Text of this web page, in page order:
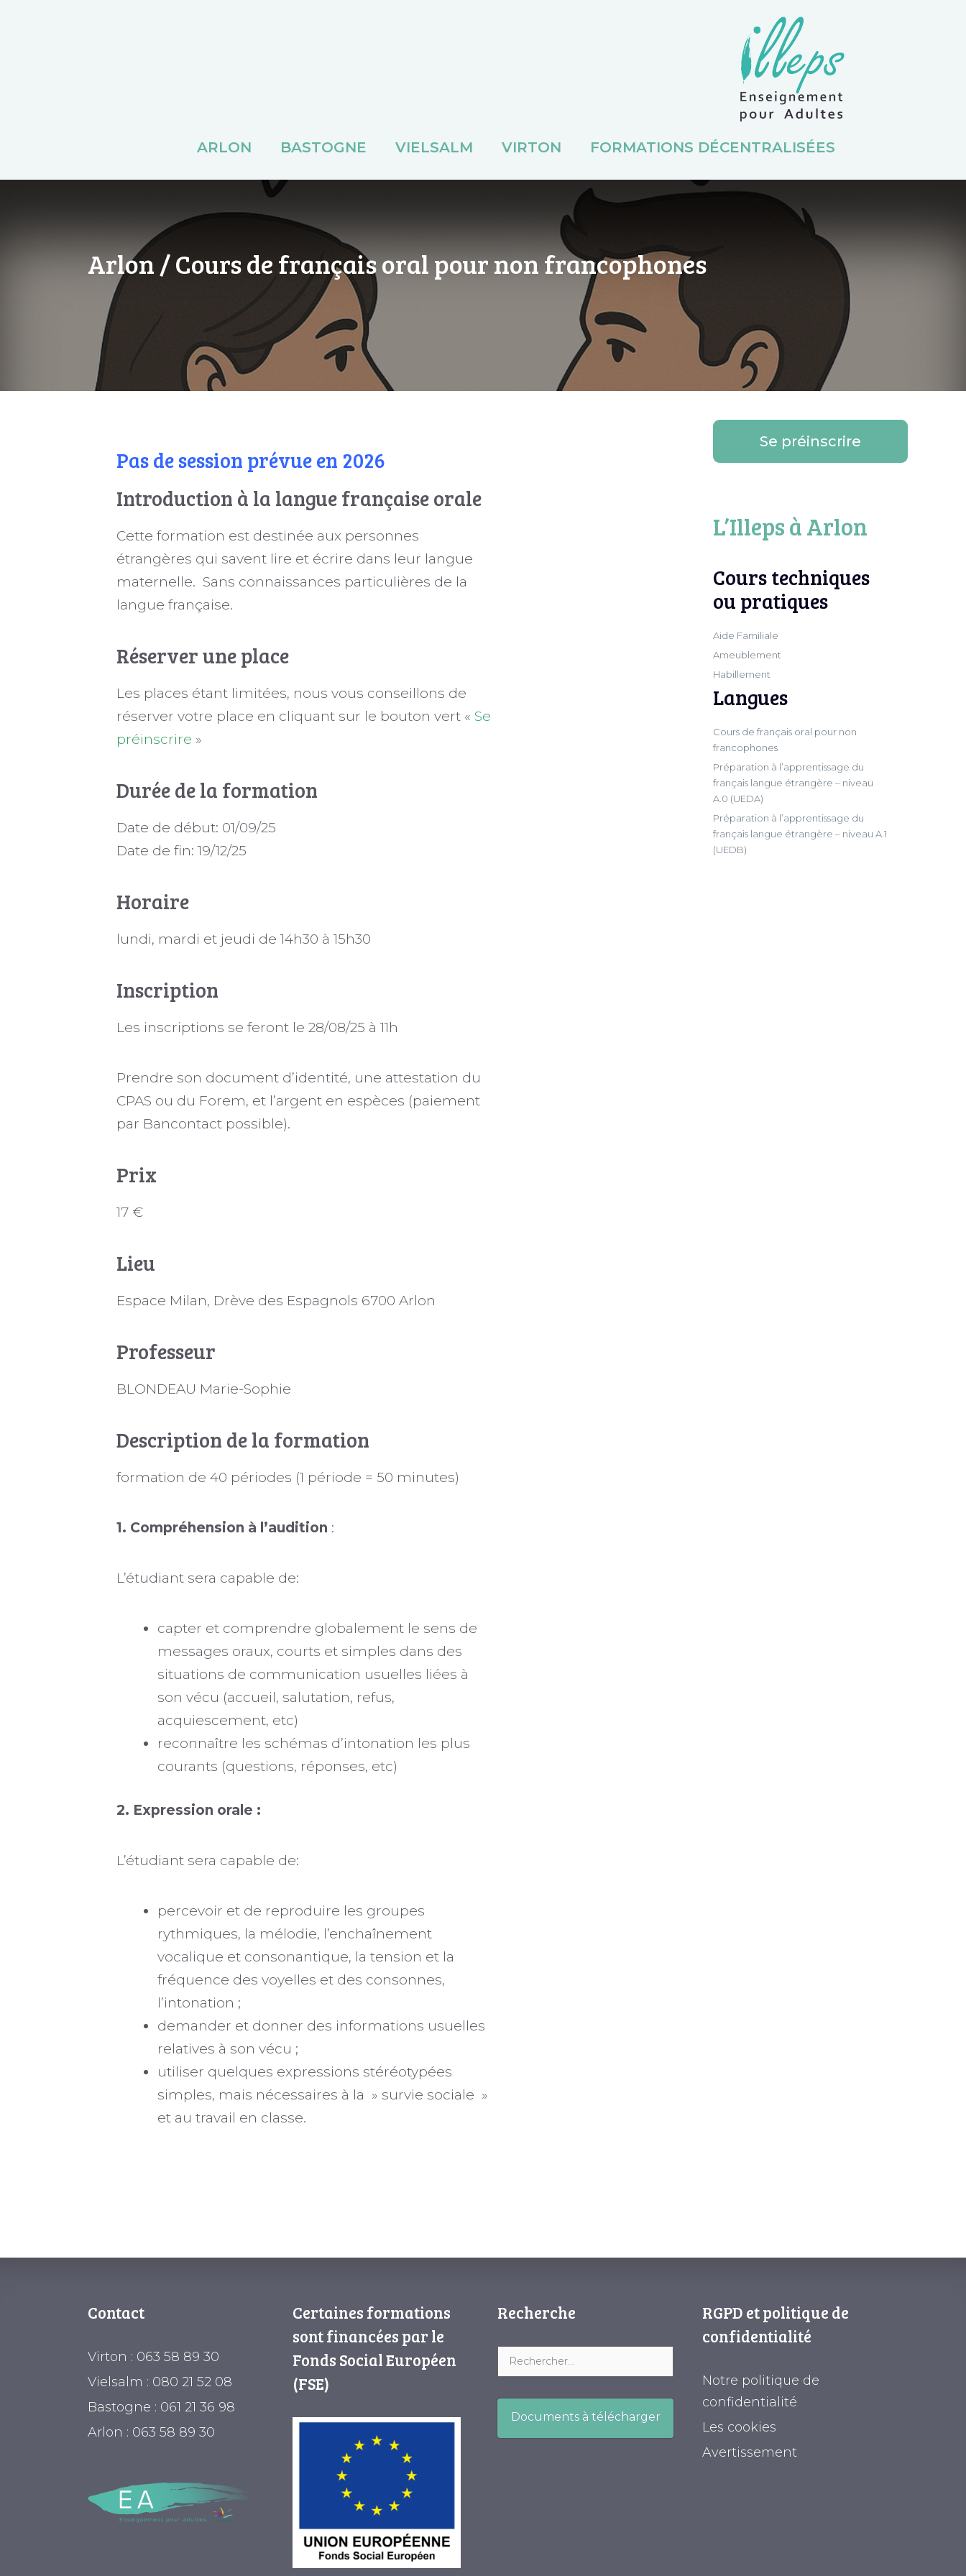
ARLON BASTOGNE VIELSALM VIRTON FORMATIONS DÉCENTRALISÉES
Arlon / Cours de français oral pour non francophones
Pas de session prévue en 2026
Introduction à la langue française orale
Cette formation est destinée aux personnes
étrangères qui savent lire et écrire dans leur langue
maternelle. Sans connaissances particulières de la
langue française.
Réserver une place
Les places étant limitées, nous vous conseillons de
réserver votre place en cliquant sur le bouton vert « Se
préinscrire »
Durée de la formation
Date de début: 01/09/25
Date de fin: 19/12/25
Horaire
lundi, mardi et jeudi de 14h30 à 15h30
Inscription
Les inscriptions se feront le 28/08/25 à 11h
Prendre son document d’identité, une attestation du
CPAS ou du Forem, et l’argent en espèces (paiement
par Bancontact possible).
Prix
17 €
Lieu
Espace Milan, Drève des Espagnols 6700 Arlon
Professeur
BLONDEAU Marie-Sophie
Description de la formation
formation de 40 périodes (1 période = 50 minutes)
1. Compréhension à l’audition :
L’étudiant sera capable de:
capter et comprendre globalement le sens de
messages oraux, courts et simples dans des
situations de communication usuelles liées à
son vécu (accueil, salutation, refus,
acquiescement, etc)
reconnaître les schémas d’intonation les plus
courants (questions, réponses, etc)
2. Expression orale :
L’étudiant sera capable de:
percevoir et de reproduire les groupes
rythmiques, la mélodie, l’enchaînement
vocalique et consonantique, la tension et la
fréquence des voyelles et des consonnes,
l’intonation ;
demander et donner des informations usuelles
relatives à son vécu ;
utiliser quelques expressions stéréotypées
simples, mais nécessaires à la » survie sociale »
et au travail en classe.
Se préinscrire
L’Illeps à Arlon
Cours techniques
ou pratiques
Aide Familiale
Ameublement
Habillement
Langues
Cours de français oral pour non
francophones
Préparation à l’apprentissage du
français langue étrangère – niveau
A.0 (UEDA)
Préparation à l’apprentissage du
français langue étrangère – niveau A.1
(UEDB)
Contact
Virton : 063 58 89 30
Vielsalm : 080 21 52 08
Bastogne : 061 21 36 98
Arlon : 063 58 89 30
Certaines formations
sont financées par le
Fonds Social Européen
(FSE)
Recherche
Documents à télécharger
RGPD et politique de
confidentialité
Notre politique de
confidentialité
Les cookies
Avertissement